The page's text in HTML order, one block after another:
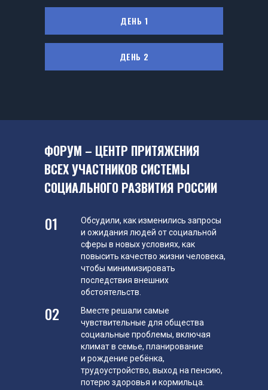
ДЕНЬ 1
ДЕНЬ 2
Обсудили, как изменились запросы
и ожидания людей от социальной
сферы в новых условиях, как
повысить качество жизни человека,
чтобы минимизировать
последствия внешних
обстоятельств.
Вместе решали самые
чувствительные для общества
социальные проблемы, включая
климат в семье, планирование
и рождение ребёнка,
трудоустройство, выход на пенсию,
потерю здоровья и кормильца.
01
02
ФОРУМ – ЦЕНТР ПРИТЯЖЕНИЯ
ВСЕХ УЧАСТНИКОВ СИСТЕМЫ
СОЦИАЛЬНОГО РАЗВИТИЯ РОССИИ